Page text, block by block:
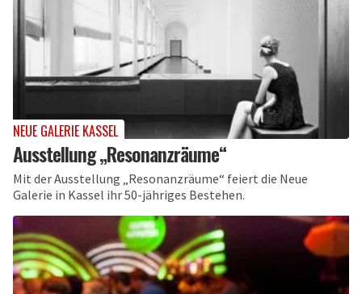
NEUE GALERIE KASSEL
Ausstellung „Resonanzräume“
Mit der Ausstellung „Resonanzräume“ feiert die Neue
Galerie in Kassel ihr 50-jähriges Bestehen.